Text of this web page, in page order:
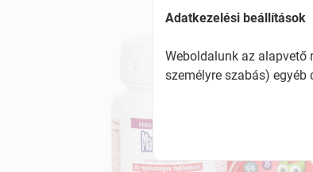
Adatkezelési beállítások
Weboldalunk az alapvető
személyre szabás) egyéb